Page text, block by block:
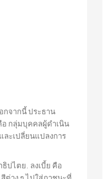
กจากนี้ ประธาน
กลุ่มบุคคลผู้ดำเนิน
ละเปลี่ยนแปลงการ
ปไตย. ลงเบี้ย คือ
ต่าง ๆ ไปใส่ภาชนะที่